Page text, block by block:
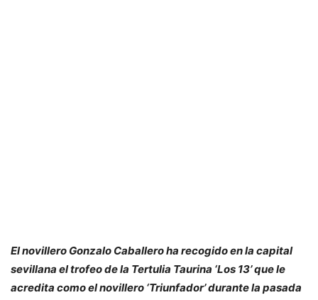
El novillero Gonzalo Caballero ha recogido en la capital
sevillana el trofeo de la Tertulia Taurina ‘Los 13’ que le
acredita como el novillero ‘Triunfador’ durante la pasada